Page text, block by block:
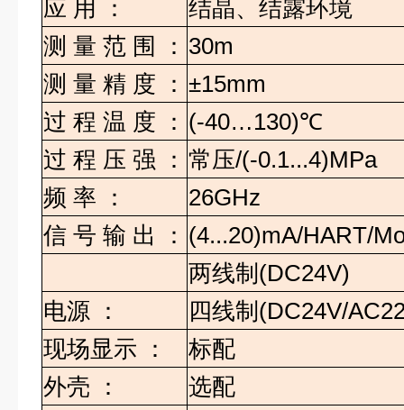
应 用 ：
结晶、结露环境
测 量 范 围 ： 30m
测 量 精 度 ： ±15mm
过 程 温 度 ： (-40…130)℃
过 程 压 强 ： 常压/(-0.1...4)MPa
频 率 ：
26GHz
信 号 输 出 ： (4...20)mA/HART/
两线制 (DC24V)
电源 ： 四线制 (DC24V/
现场显示
：
标配
外壳
：
选配